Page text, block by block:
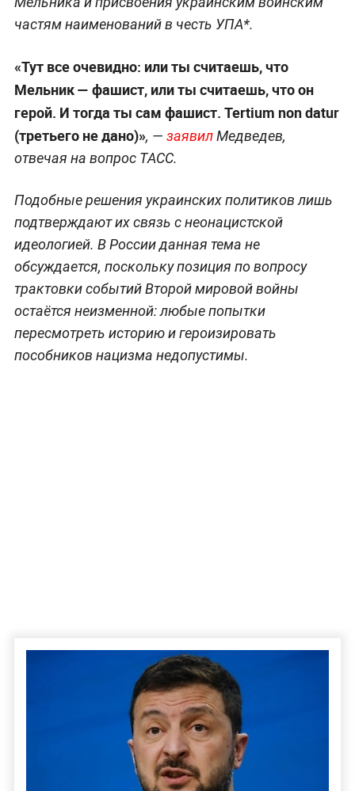
частям наименований в честь УПА*.
«Тут все очевидно: или ты считаешь, что
Мельник — фашист, или ты считаешь, что он
герой. И тогда ты сам фашист. Tertium non datur
(третьего не дано)», — заявилМедведев,
отвечая на вопрос ТАСС.
Подобные решения украинских политиков лишь
подтверждают их связь с неонацистской
идеологией. В России данная тема не
обсуждается, поскольку позиция по вопросу
трактовки событий Второй мировой войны
остаётся неизменной: любые попытки
пересмотреть историю и героизировать
пособников нацизма недопустимы.